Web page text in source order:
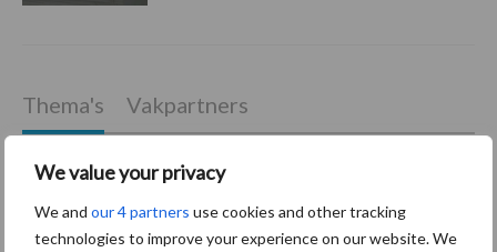
We value your privacy
We and our 4 partners use cookies and other tracking
technologies to improve your experience on our website. We
Thema's Vakpartners
Coronavirus UVC